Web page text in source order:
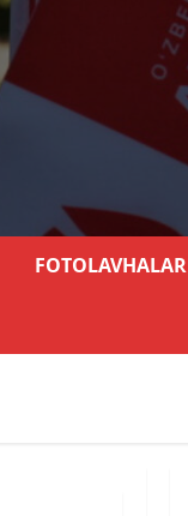
FOTOLAVHALAR